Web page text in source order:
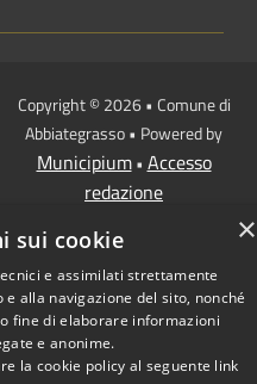
Copyright © 2026 • Comune di
Abbiategrasso • Powered by
Municipium• Accesso
redazione
×
sui cookie
e assimilati strettamente
alla navigazione del sito, nonché
fine di elaborare informazioni
e anonime.
la cookie policy al seguente link